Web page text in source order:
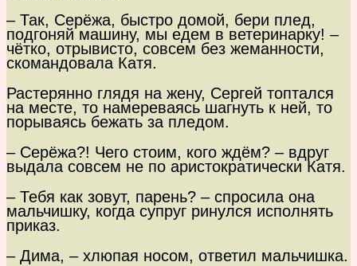
– Так, Серёжа, быстро домой, бери плед,
подгоняй машину, мы едем в ветеринарку! –
чётко, отрывисто, совсем без жеманности,
скомандовала Катя.
Растерянно глядя на жену, Сергей топтался
на месте, то намереваясь шагнуть к ней, то
порываясь бежать за пледом.
– Серёжа?! Чего стоим, кого ждём? – вдруг
выдала совсем не по аристократически Катя.
– Тебя как зовут, парень? – спросила она
мальчишку, когда супруг ринулся исполнять
приказ.
– Дима, – хлюпая носом, ответил мальчишка.